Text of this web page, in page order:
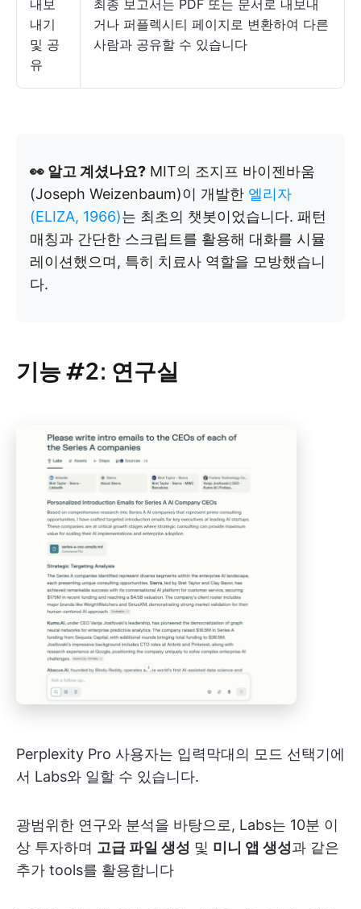
내보
내기
및 공
유
최종 보고서는 PDF 또는 문서로 내보내
거나 퍼플렉시티 페이지로 변환하여 다른
사람과 공유할 수 있습니다
👀 알고 계셨나요? MIT의 조지프 바이젠바움
(Joseph Weizenbaum)이 개발한 엘리자
(ELIZA, 1966)는 최초의 챗봇이었습니다. 패턴
매칭과 간단한 스크립트를 활용해 대화를 시뮬
레이션했으며, 특히 치료사 역할을 모방했습니
다.
기능 #2: 연구실
Perplexity Pro 사용자는 입력막대의 모드 선택기에
서 Labs와 일할 수 있습니다.
광범위한 연구와 분석을 바탕으로, Labs는 10분 이
상 투자하며 고급 파일 생성 및 미니 앱 생성과 같은
추가 tools를 활용합니다